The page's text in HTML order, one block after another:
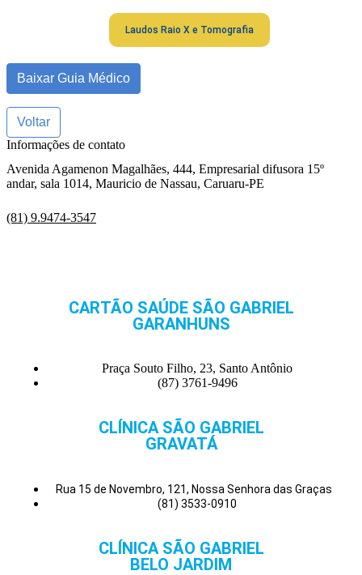
Laudos Raio X e Tomografia
Baixar Guia Médico
Voltar
Informações de contato
Avenida Agamenon Magalhães, 444, Empresarial difusora 15º
andar, sala 1014, Mauricio de Nassau, Caruaru-PE
(81) 9.9474-3547
CARTÃO SAÚDE SÃO GABRIEL
GARANHUNS
Praça Souto Filho, 23, Santo Antônio
(87) 3761-9496
CLÍNICA SÃO GABRIEL
GRAVATÁ
Rua 15 de Novembro, 121, Nossa Senhora das Graças
(81) 3533-0910
CLÍNICA SÃO GABRIEL
BELO JARDIM